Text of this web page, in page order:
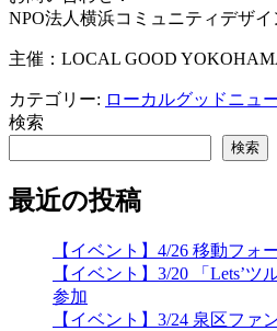
NPO法人横浜コミュニティデザイ
主催：LOCAL GOOD
カテゴリー: ローカルグッドニュ
検索
検索
最近の投稿
【イベント】4/26 移動フ
【イベント】3/20 「Lets’
参加
【イベント】3/24 泉区ファ